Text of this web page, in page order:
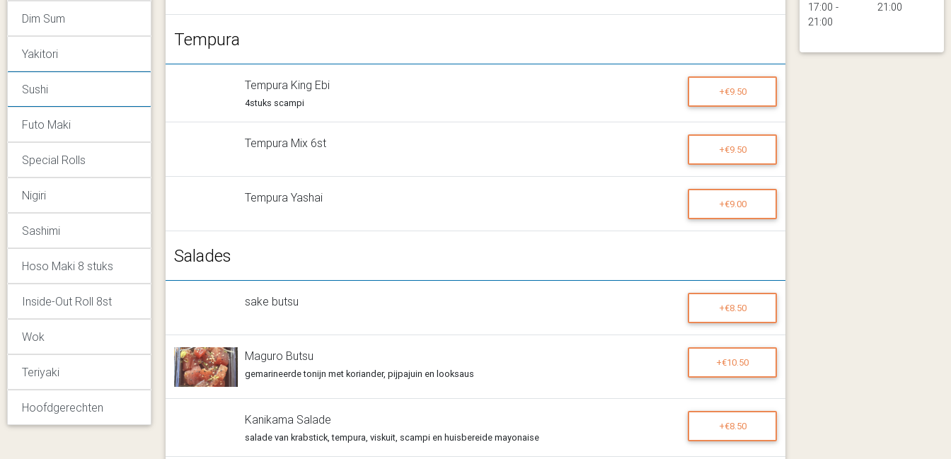
Dim Sum
Yakitori
Sushi
Futo Maki
Special Rolls
Nigiri
Sashimi
Hoso Maki 8 stuks
Inside-Out Roll 8st
Wok
Teriyaki
Hoofdgerechten
Tempura
Tempura King Ebi
4stuks scampi
+€9.50
Tempura Mix 6st +€9.50
Tempura Yashai +€9.00
Salades
sake butsu +€8.50
Maguro Butsu
gemarineerde tonijn met koriander, pijpajuin en looksaus
+€10.50
Kanikama Salade
salade van krabstick, tempura, viskuit, scampi en huisbereide mayonaise
+€8.50
17:00 -
21:00
21:00